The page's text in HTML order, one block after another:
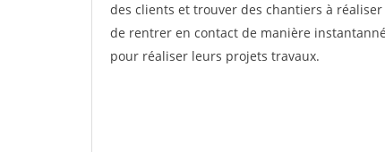
des clients et trouver des chantiers à
de rentrer en contact de manière
pour réaliser leurs projets travaux.